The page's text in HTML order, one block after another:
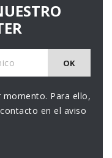
momento. Para ello,
en el aviso